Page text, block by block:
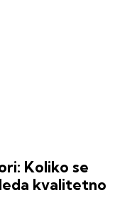
Koliko se
kvalitetno